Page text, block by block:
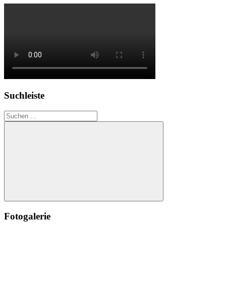
Suchleiste
Suchen
nach:
Suchen
Fotogalerie